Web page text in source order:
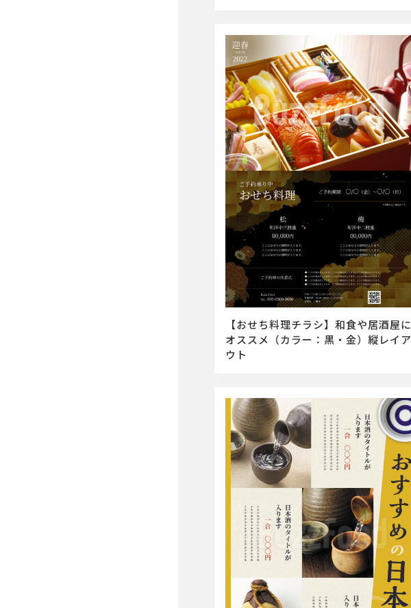
【おせち料理チラシ】和食や居酒屋に
オススメ（カラー：黒・金）縦レイア
ウト